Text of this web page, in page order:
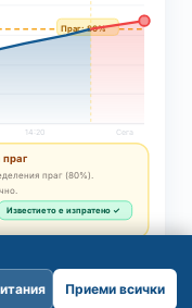
14:20 Сега
Праг: 80%
праг (80%).
Известието е изпратено ✓
Приеми всички